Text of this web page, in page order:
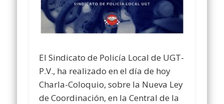
El Sindicato de Policía Local de UGT-
P.V., ha realizado en el día de hoy
Charla-Coloquio, sobre la Nueva Ley
de Coordinación, en la Central de la